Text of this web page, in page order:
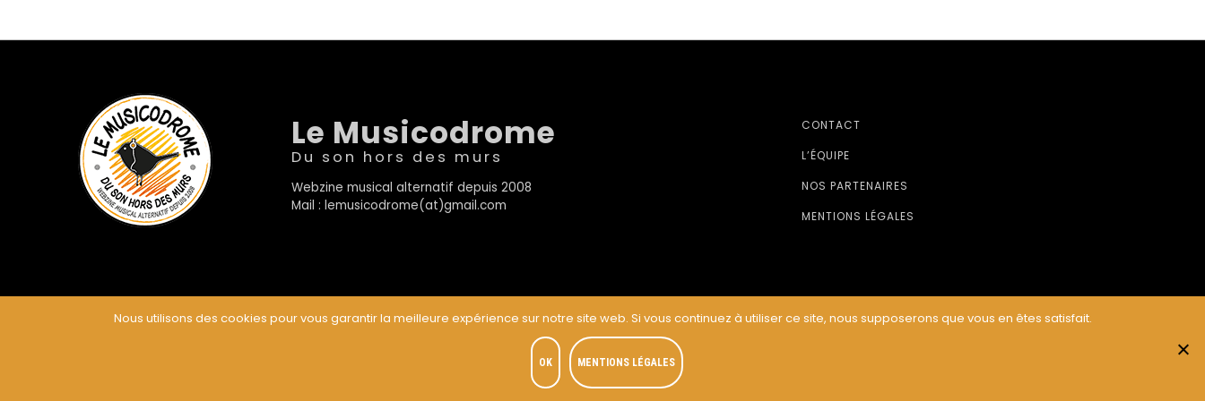
Le Musicodrome
Du son hors des murs
Webzine musical alternatif depuis 2008
Mail : lemusicodrome(at)gmail.com
CONTACT
L’ÉQUIPE
NOS PARTENAIRES
MENTIONS LÉGALES
Nous utilisons des cookies pour vous garantir la meilleure expérience sur notre site web. Si vous continuez à utiliser ce site, nous supposerons que vous en êtes satisfait.
OK MENTIONS LÉGALES